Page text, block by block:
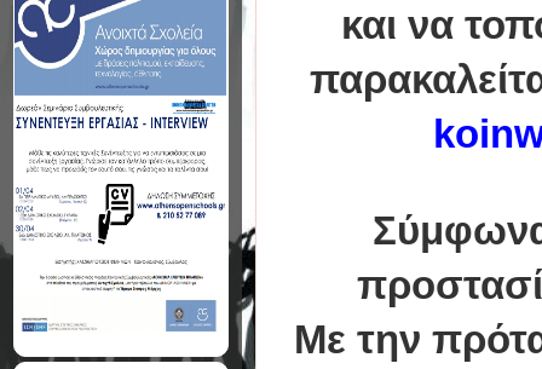
και να
Με την